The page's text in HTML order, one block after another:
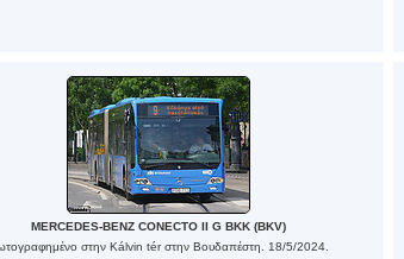
MERCEDES-BENZ CONECTO II G BKK (BKV)
στην Kálvin tér στην Βουδαπέστη. 18/5/2024.